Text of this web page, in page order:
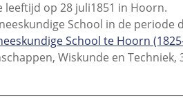
leeftijd op 28 juli1851 in Hoorn.
School in de periode
School te Hoorn
Wiskunde en Techniek,